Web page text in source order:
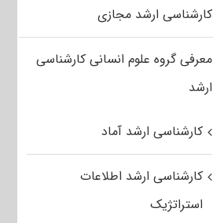
کارشناسی ارشد مجازی
معرفی گروه علوم انسانی کارشناسی
ارشد
کارشناسی ارشد آماد
کارشناسی ارشد اطلاعات
استراتژیک